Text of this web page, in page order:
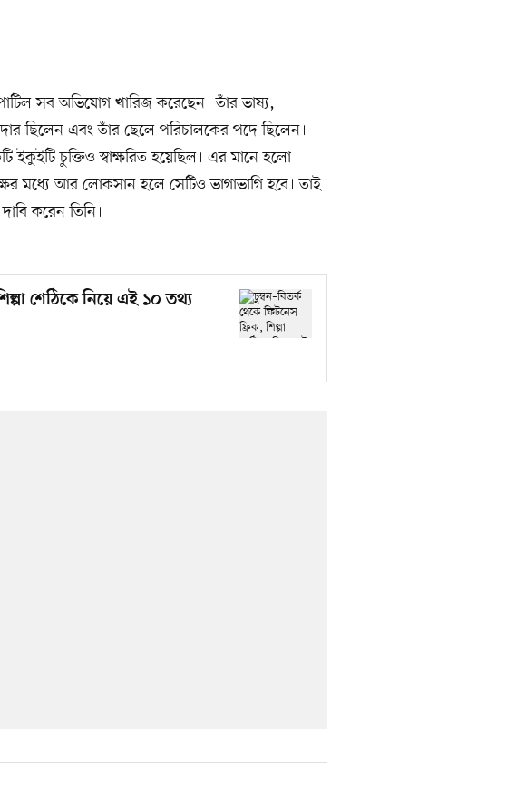
সব অভিযোগ খারিজ করেছেন। তাঁর ভাষ্য,
ছিলেন এবং তাঁর ছেলে পরিচালকের পদে ছিলেন।
ইকুইটি চুক্তিও স্বাক্ষরিত হয়েছিল। এর মানে হলো
মধ্যে আর লোকসান হলে সেটিও ভাগাভাগি হবে। তাই
করেন তিনি।
শেঠিকে নিয়ে এই ১০ তথ্য